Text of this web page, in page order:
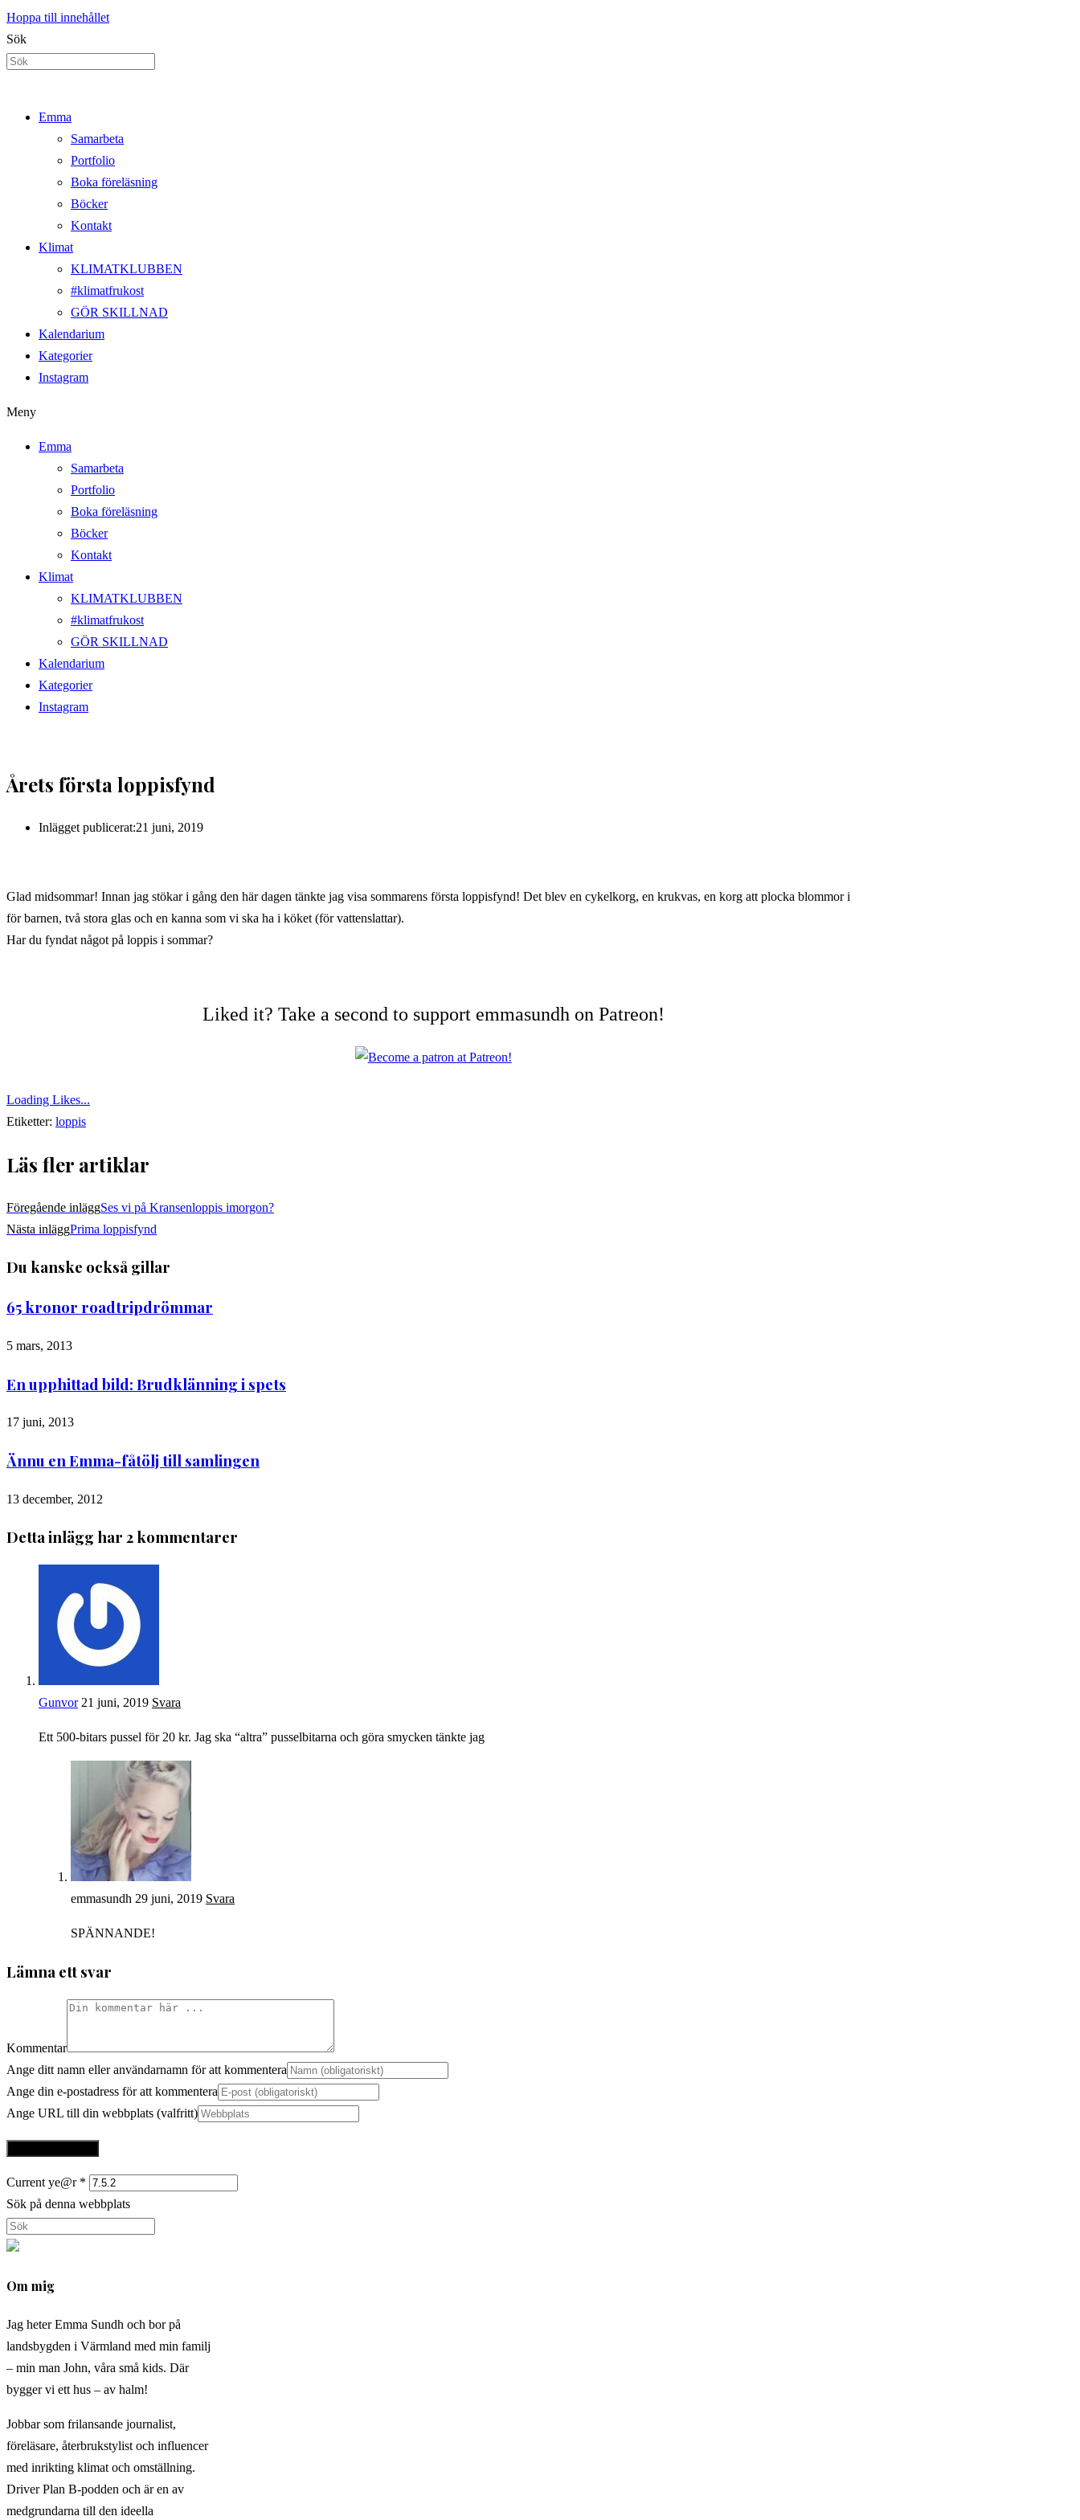
Hoppa till innehållet
Sök
Emma
Samarbeta
Portfolio
Boka föreläsning
Böcker
Kontakt
Klimat
KLIMATKLUBBEN
#klimatfrukost
GÖR SKILLNAD
Kalendarium
Kategorier
Instagram
Meny
Emma
Samarbeta
Portfolio
Boka föreläsning
Böcker
Kontakt
Klimat
KLIMATKLUBBEN
#klimatfrukost
GÖR SKILLNAD
Kalendarium
Kategorier
Instagram
Årets första loppisfynd
Inlägget publicerat:21 juni, 2019
Glad midsommar! Innan jag stökar i gång den här dagen tänkte jag visa sommarens första loppisfynd! Det blev en cykelkorg, en krukvas, en korg att plocka blommor i
för barnen, två stora glas och en kanna som vi ska ha i köket (för vattenslattar).
Har du fyndat något på loppis i sommar?
Liked it? Take a second to support emmasundh on Patreon!
Loading Likes...
Etiketter: loppis
Läs fler artiklar
Föregående inläggSes vi på Kransenloppis imorgon?
Nästa inläggPrima loppisfynd
Du kanske också gillar
65 kronor roadtripdrömmar
5 mars, 2013
En upphittad bild: Brudklänning i spets
17 juni, 2013
Ännu en Emma-fåtölj till samlingen
13 december, 2012
Detta inlägg har 2 kommentarer
Gunvor 21 juni, 2019 Svara
Ett 500-bitars pussel för 20 kr. Jag ska “altra” pusselbitarna och göra smycken tänkte jag
emmasundh 29 juni, 2019 Svara
SPÄNNANDE!
Lämna ett svar
Kommentar
Ange ditt namn eller användarnamn för att kommentera
Ange din e-postadress för att kommentera
Ange URL till din webbplats (valfritt)
Current ye@r *
Sök på denna webbplats
Om mig
Jag heter Emma Sundh och bor på
landsbygden i Värmland med min familj
– min man John, våra små kids. Där
bygger vi ett hus – av halm!
Jobbar som frilansande journalist,
föreläsare, återbrukstylist och influencer
med inrikting klimat och omställning.
Driver Plan B-podden och är en av
medgrundarna till den ideella